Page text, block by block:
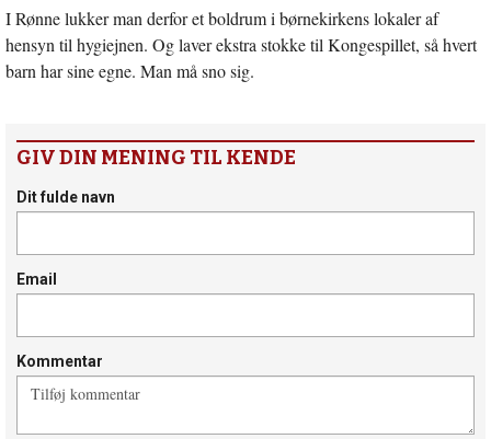
I Rønne lukker man derfor et boldrum i børnekirkens lokaler af
hensyn til hygiejnen. Og laver ekstra stokke til Kongespillet, så hvert
barn har sine egne. Man må sno sig.
GIV DIN MENING TIL KENDE
Dit fulde navn
Email
Kommentar